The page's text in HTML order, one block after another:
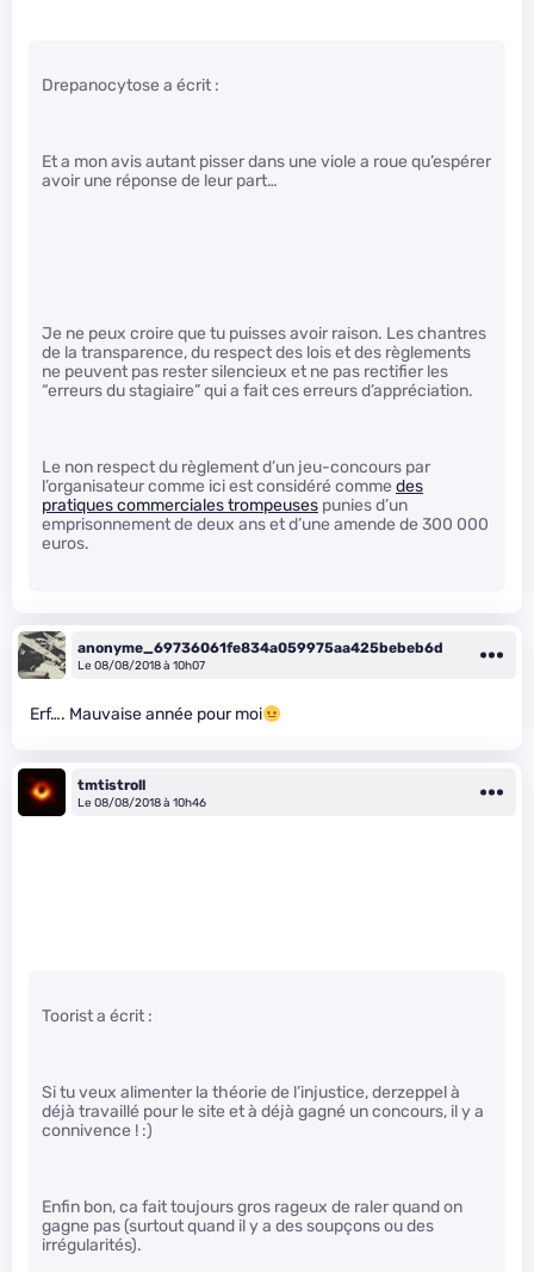
Drepanocytose a écrit :
Et a mon avis autant pisser dans une viole a roue qu’espérer
avoir une réponse de leur part…
Je ne peux croire que tu puisses avoir raison. Les chantres
de la transparence, du respect des lois et des règlements
ne peuvent pas rester silencieux et ne pas rectifier les
“erreurs du stagiaire” qui a fait ces erreurs d’appréciation.
Le non respect du règlement d’un jeu-concours par
l’organisateur comme ici est considéré comme des
pratiques commerciales trompeuses punies d’un
emprisonnement de deux ans et d’une amende de 300 000
euros.
anonyme_69736061fe834a059975aa425bebeb6d
Le 08/08/2018 à 10h07
Erf…. Mauvaise année pour moi
tmtistroll
Le 08/08/2018 à 10h46
Toorist a écrit :
Si tu veux alimenter la théorie de l’injustice, derzeppel à
déjà travaillé pour le site et à déjà gagné un concours, il y a
connivence ! :)
Enfin bon, ca fait toujours gros rageux de raler quand on
gagne pas (surtout quand il y a des soupçons ou des
irrégularités).